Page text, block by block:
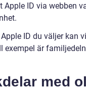
ID via webben
ID du väljer kan
exempel är
med